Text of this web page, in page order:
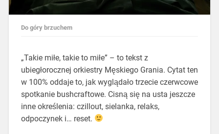
Do góry brzuchem
„Takie miłe, takie to miłe” – to tekst z
ubiegłorocznej orkiestry Męskiego Grania. Cytat ten
w 100% oddaje to, jak wyglądało trzecie czerwcowe
spotkanie bushcraftowe. Cisną się na usta jeszcze
inne określenia: czillout, sielanka, relaks,
odpoczynek i… reset.